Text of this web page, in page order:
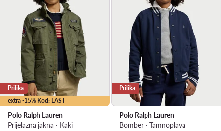
extra -15% Kod: LAST
Prilika
Polo Ralph Lauren
Prijelazna jakna · Kaki
Prilika
Polo Ralph Lauren
Bomber · Tamnoplava